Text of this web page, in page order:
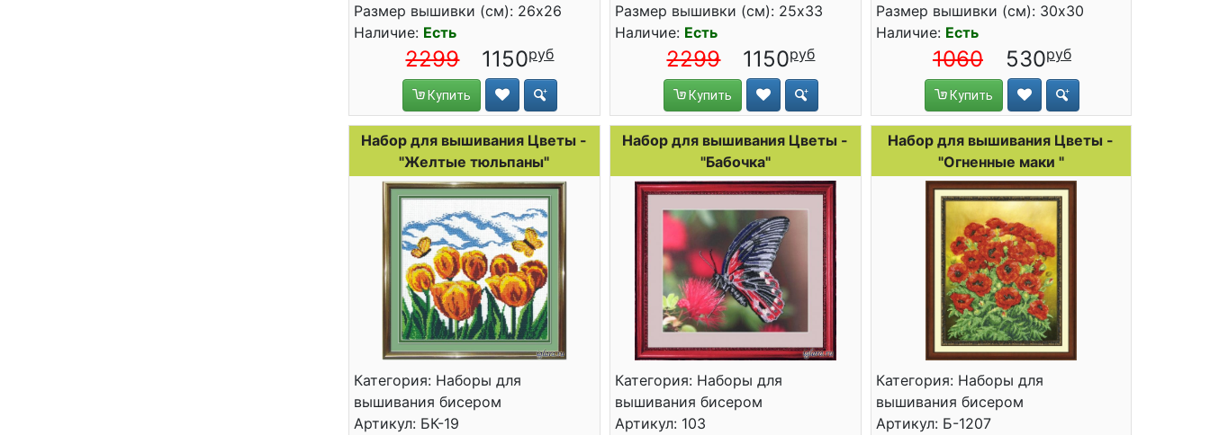
Размер вышивки (см): 26x26
Наличие: Есть
2299 1150
Купить
Размер вышивки (см): 25x33
Наличие: Есть
2299 1150
Купить
Размер вышивки (см): 30x30
Наличие: Есть
1060 530
Купить
Набор для вышивания Цветы -
"Желтые тюльпаны"
Категория: Наборы для
вышивания бисером
Артикул: БК-19
Набор для вышивания Цветы -
"Бабочка"
Категория: Наборы для
вышивания бисером
Артикул: 103
Набор для вышивания Цветы -
"Огненные маки "
Категория: Наборы для
вышивания бисером
Артикул: Б-1207